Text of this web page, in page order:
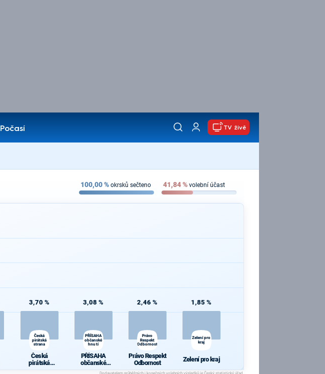
Počasí
TV živě
100,00% okrsků sečteno 41,84% volební účast
3,70 %
Česká
pirátská
strana
Česká
pirátská
strana
3,08 %
PŘÍSAHA
občanské
hnutí
PŘÍSAHA
občanské
hnutí
2,46 %
Právo
Respekt
Odbornost
Právo Respekt
Odbornost
1,85 %
Zelení pro
kraj
Zelení pro kraj